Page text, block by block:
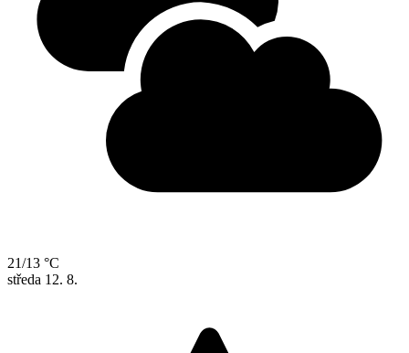
21/13 °C
středa 12. 8.